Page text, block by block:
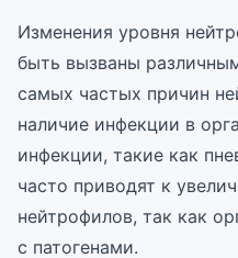
Изменения уровня
быть вызваны
самых частых причин
наличие инфекции в
инфекции, такие как
часто приводят к
нейтрофилов, так как
с патогенами.